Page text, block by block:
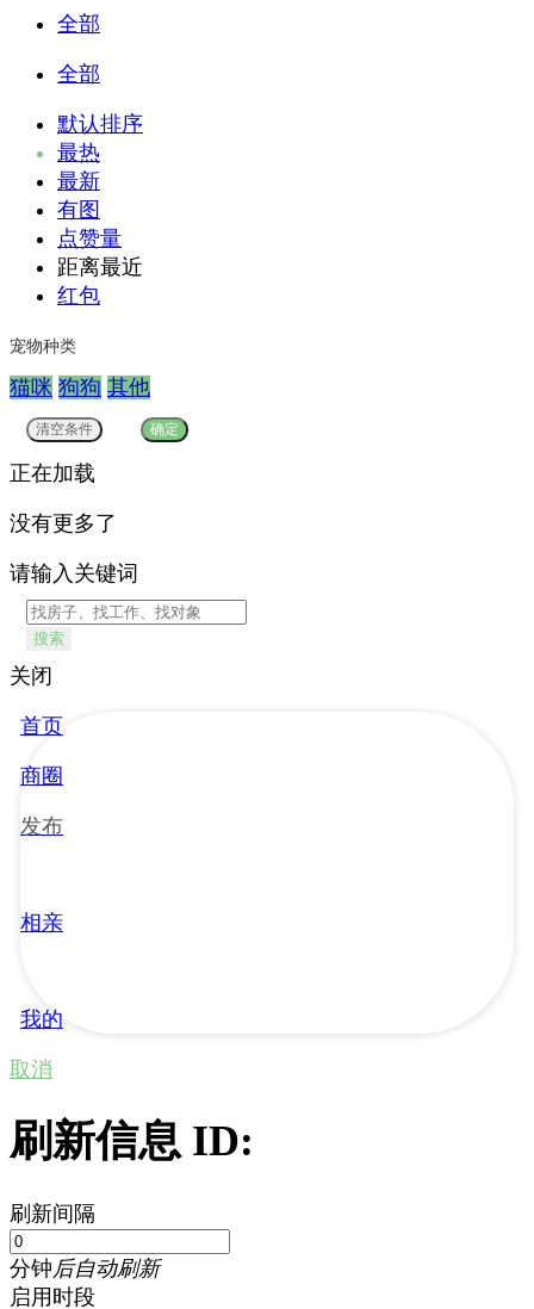
全部
全部
默认排序
最热
最新
有图
点赞量
距离最近
红包
宠物种类
猫咪 狗狗 其他
正在加载
没有更多了
请输入关键词
搜索
关闭
首页
商圈
发布
相亲
我的
取消
刷新信息 ID:
刷新间隔
分钟后自动刷新
启用时段